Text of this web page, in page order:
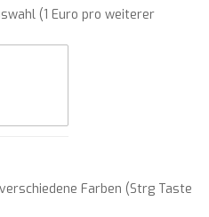
(1 Euro pro weiterer
Farben (Strg Taste